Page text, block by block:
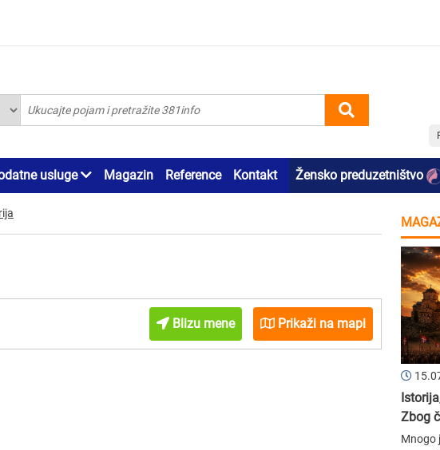
usluge Magazin Reference Kontakt Žensko preduzetništvo
Blizu mene Prikaži na mapi
Zbog
Mnogo